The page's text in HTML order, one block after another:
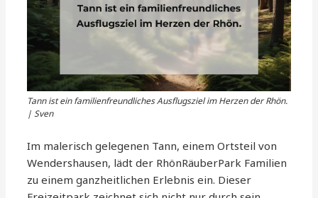
Tann ist ein familienfreundliches Ausflugsziel im Herzen der Rhön.
| Sven
Im malerisch gelegenen Tann, einem Ortsteil von
Wendershausen, lädt der RhönRäuberPark Familien
zu einem ganzheitlichen Erlebnis ein. Dieser